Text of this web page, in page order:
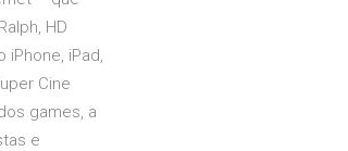
HD
iPad,
Cine
games, a
e